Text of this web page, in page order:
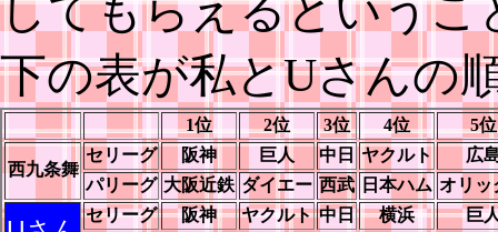
下の表が私とUさんの
1位 2位 3位 4位 5位
西九条舞
セリーグ 阪神 巨人 中日 ヤクルト
広
パリーグ 大阪近鉄 ダイエー 西武 日本ハム オリッ
セリーグ 阪神 ヤクルト 中日 横浜
巨